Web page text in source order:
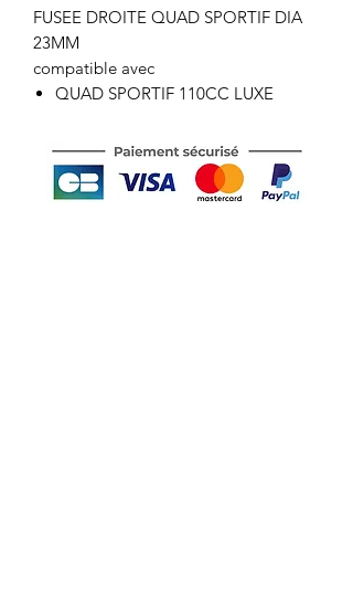
FUSEE DROITE QUAD SPORTIF DIA
23MM
compatible avec
QUAD SPORTIF 110CC LUXE